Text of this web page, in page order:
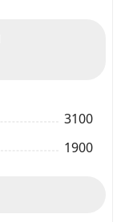
3100
1900